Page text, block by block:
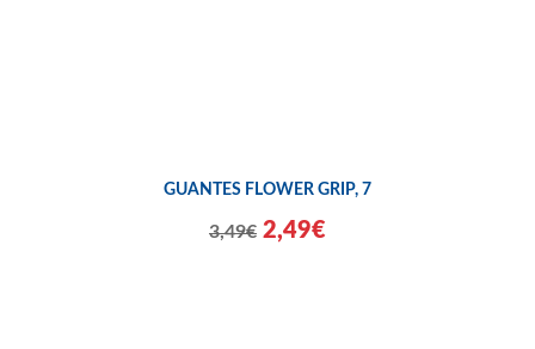
GUANTES FLOWER GRIP, 7
3,49€ 2,49€